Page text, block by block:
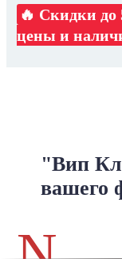
🔥 Скидки до
цены и
"Вип
вашего